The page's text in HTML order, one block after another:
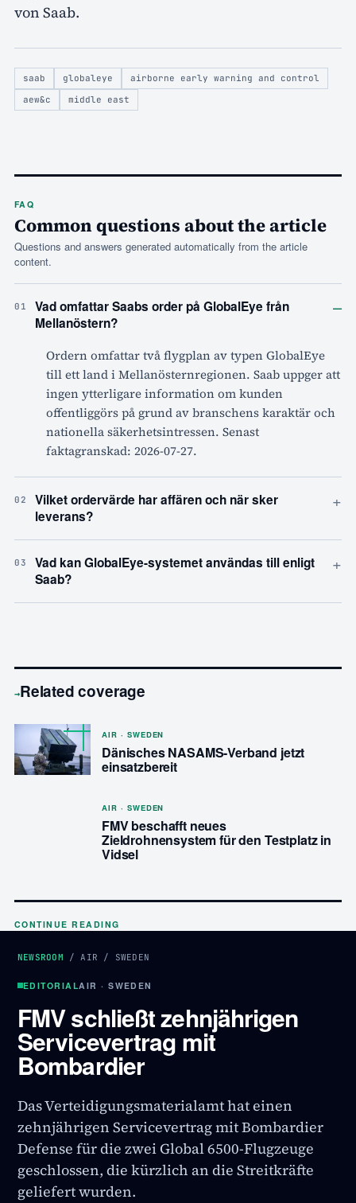
von Saab.
saab globaleye
airborne early warning and control
aew&c
middle east
FAQ
Common questions about the article
Questions and answers generated automatically from the article
content.
01
Vad omfattar Saabs order på GlobalEye från
Mellanöstern?
–
Ordern omfattar två flygplan av typen GlobalEye
till ett land i Mellanösternregionen. Saab uppger att
ingen ytterligare information om kunden
offentliggörs på grund av branschens karaktär och
nationella säkerhetsintressen. Senast
faktagranskad: 2026-07-27.
02
Vilket ordervärde har affären och när sker
leverans?
+
03
Vad kan GlobalEye-systemet användas till enligt
Saab?
+
→Related coverage
AIR · SWEDEN
Dänisches NASAMS-Verband jetzt
einsatzbereit
AIR · SWEDEN
FMV beschafft neues
Zieldrohnensystem für den Testplatz in
Vidsel
CONTINUE READING
NEWSROOM /AIR / SWEDEN
EDITORIALAIR · SWEDEN
FMV schließt zehnjährigen
Servicevertrag mit
Bombardier
Das Verteidigungsmaterialamt hat einen
zehnjährigen Servicevertrag mit Bombardier
Defense für die zwei Global 6500-Flugzeuge
geschlossen, die kürzlich an die Streitkräfte
geliefert wurden.